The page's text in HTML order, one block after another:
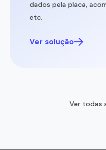
dados pela placa,
etc.
Ver solução
Ver todas